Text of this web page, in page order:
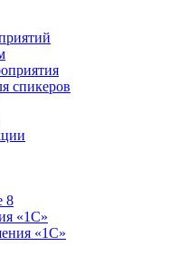
спикеров
8
«1С»
«1С»